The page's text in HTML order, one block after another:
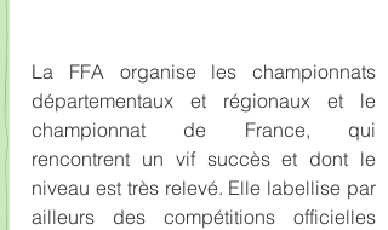
La FFA organise les championnats
départementaux et régionaux et le
championnat de France, qui
rencontrent un vif succès et dont le
niveau est très relevé. Elle labellise par
ailleurs des compétitions officielles